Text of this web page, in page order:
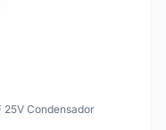
25V Condensador